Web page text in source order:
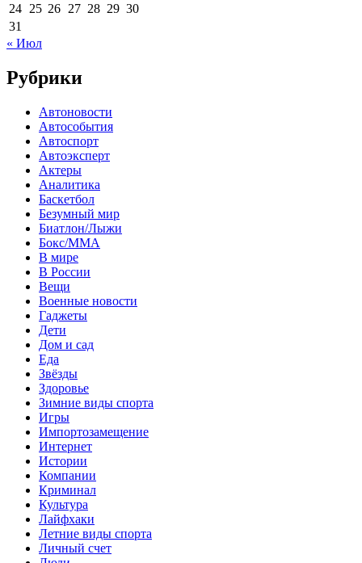
24 25 26 27 28 29 30
31
« Июл
Рубрики
Автоновости
Автособытия
Автоспорт
Автоэксперт
Актеры
Аналитика
Баскетбол
Безумный мир
Биатлон/Лыжи
Бокс/MMA
В мире
В России
Вещи
Военные новости
Гаджеты
Дети
Дом и сад
Еда
Звёзды
Здоровье
Зимние виды спорта
Игры
Импортозамещение
Интернет
Истории
Компании
Криминал
Культура
Лайфхаки
Летние виды спорта
Личный счет